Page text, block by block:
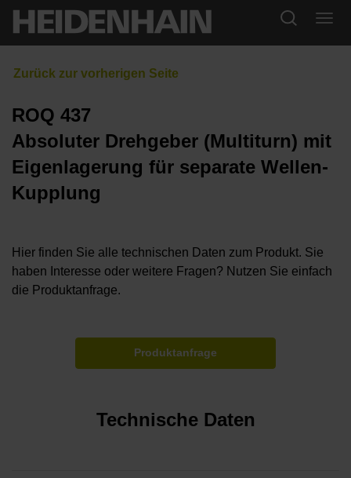
ROQ 437
Absoluter Drehgeber (Multiturn) mit
Eigenlagerung für separate Wellen-
Kupplung
Hier finden Sie alle technischen Daten zum Produkt. Sie
haben Interesse oder weitere Fragen? Nutzen Sie einfach
die Produktanfrage.
Produktanfrage
Technische Daten